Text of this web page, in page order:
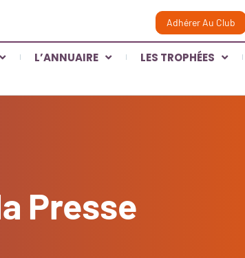
Adhérer Au Club
L’ANNUAIRE LES TROPHÉES
Presse